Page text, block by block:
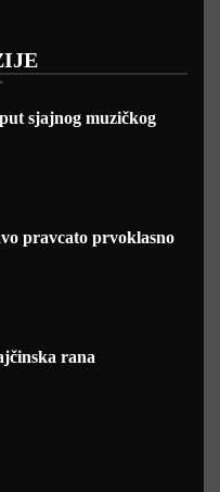
sjajnog muzičkog
pravcato prvoklasno
rana